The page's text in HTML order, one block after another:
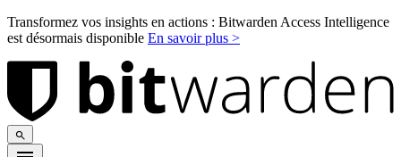
Transformez vos insights en actions : Bitwarden Access Intelligence
est désormais disponible En savoir plus >